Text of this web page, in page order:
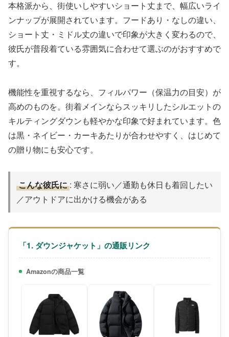
本格派から、街使いしやすいショート丈まで、幅広いライ
ンナップが展開されています。フードあり・なしの違い、
ショート丈・ミドル丈の違いで印象が大きく変わるので、
彼氏が普段着ている雰囲気に合わせて選ぶのがおすすめで
す。
機能性を重視するなら、フィルパワー（保温力の目安）が
高めのものを。街着メインならスッキリしたシルエットの
キルティングダウンも軽やかな印象で好まれています。色
は黒・ネイビー・カーキあたりが合わせやすく、はじめて
の贈り物にも安心です。
こんな彼氏に : 寒さに弱い／通勤も休日も着回したい
／アウトドアに出かける機会がある
「1. ダウンジャケット」の通販リンク
Amazonの商品一覧